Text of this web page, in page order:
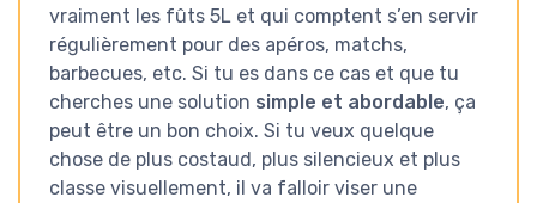
vraiment les fûts 5L et qui comptent s’en servir
régulièrement pour des apéros, matchs,
barbecues, etc. Si tu es dans ce cas et que tu
cherches une solution simple et abordable, ça
peut être un bon choix. Si tu veux quelque
chose de plus costaud, plus silencieux et plus
classe visuellement, il va falloir viser une